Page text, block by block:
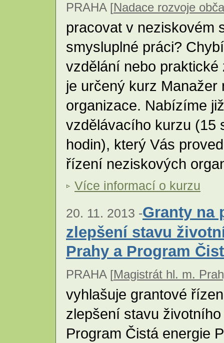
PRAHA [Nadace rozvoje
pracovat v neziskovém
smysluplné práci?
vzdělání nebo
je určený kurz
organizace. Nabízíme
vzdělávacího kurzu (15
hodin), který Vás
řízení neziskových
Více informací o kurzu
20. 11. 2013 -Granty na
zlepšení stavu
Prahy a Program
PRAHA [Magistrát hl. m.
vyhlašuje grantové
zlepšení stavu
Program Čistá energie